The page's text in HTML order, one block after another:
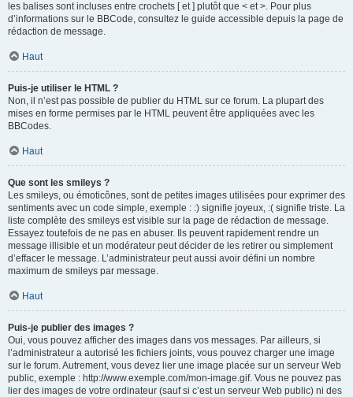
les balises sont incluses entre crochets [ et ] plutôt que < et >. Pour plus
d’informations sur le BBCode, consultez le guide accessible depuis la page de
rédaction de message.
Haut
Puis-je utiliser le HTML ?
Non, il n’est pas possible de publier du HTML sur ce forum. La plupart des
mises en forme permises par le HTML peuvent être appliquées avec les
BBCodes.
Haut
Que sont les smileys ?
Les smileys, ou émoticônes, sont de petites images utilisées pour exprimer des
sentiments avec un code simple, exemple : :) signifie joyeux, :( signifie triste. La
liste complète des smileys est visible sur la page de rédaction de message.
Essayez toutefois de ne pas en abuser. Ils peuvent rapidement rendre un
message illisible et un modérateur peut décider de les retirer ou simplement
d’effacer le message. L’administrateur peut aussi avoir défini un nombre
maximum de smileys par message.
Haut
Puis-je publier des images ?
Oui, vous pouvez afficher des images dans vos messages. Par ailleurs, si
l’administrateur a autorisé les fichiers joints, vous pouvez charger une image
sur le forum. Autrement, vous devez lier une image placée sur un serveur Web
public, exemple : http://www.exemple.com/mon-image.gif. Vous ne pouvez pas
lier des images de votre ordinateur (sauf si c’est un serveur Web public) ni des